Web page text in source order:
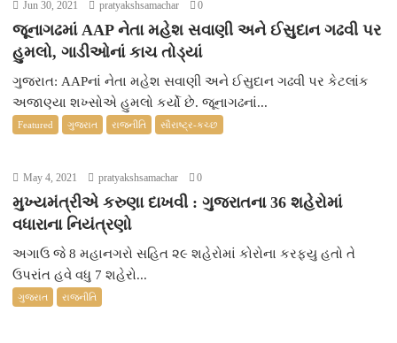
Jun 30, 2021 pratyakshsamachar 0
જૂનાગઢમાં AAP નેતા મહેશ સવાણી અને ઈસુદાન ગઢવી પર
હુમલો, ગાડીઓનાં કાચ તોડ્યાં
ગુજરાત: AAPનાં નેતા મહેશ સવાણી અને ઈસુદાન ગઢવી પર કેટલાંક
અજાણ્યા શખ્સોએ હુમલો કર્યો છે. જૂનાગઢનાં...
Featured ગુજરાત રાજનીતિ સૌરાષ્ટ્ર-કચ્છ
May 4, 2021 pratyakshsamachar 0
મુખ્યમંત્રીએ કરુણા દાખવી : ગુજરાતના 36 શહેરોમાં
વધારાના નિયંત્રણો
અગાઉ જે 8 મહાનગરો સહિત ૨૯ શહેરોમાં કોરોના કરફ્યુ હતો તે
ઉપરાંત હવે વધુ 7 શહેરો...
ગુજરાત રાજનીતિ